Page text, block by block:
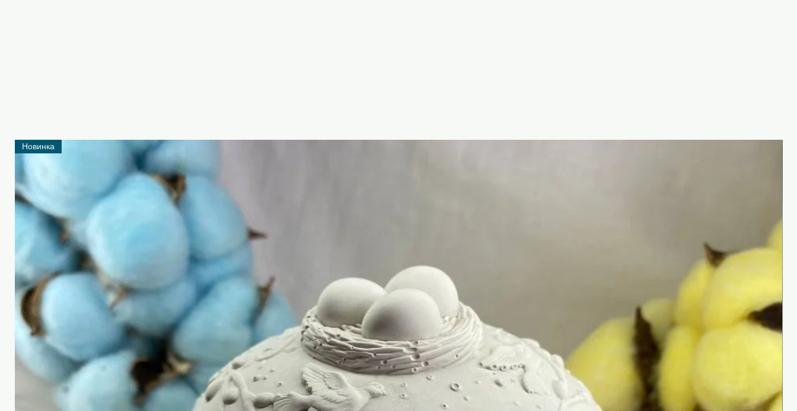
Новинка